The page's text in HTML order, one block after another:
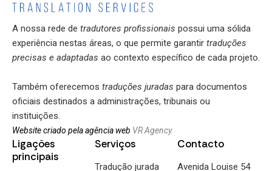
A nossa rede de tradutores profissionais possui uma sólida
experiência nestas áreas, o que permite garantir traduções
precisas e adaptadas ao contexto específico de cada projeto.
Também oferecemos traduções juradas para documentos
oficiais destinados a administrações, tribunais ou
instituições.
Website criado pela agência web VR Agency.
Ligações
principais
Serviços
Tradução jurada
Contacto
Avenida Louise 54